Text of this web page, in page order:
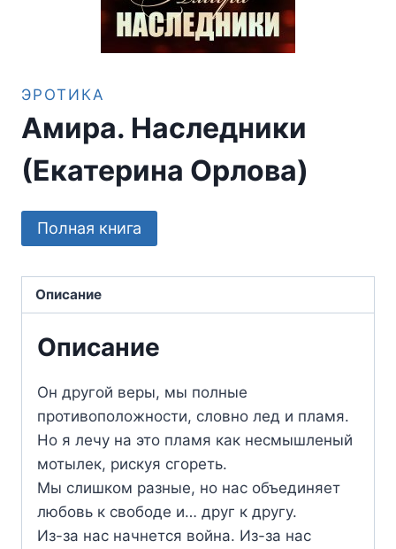
ЭРОТИКА
Амира. Наследники
(Екатерина Орлова)
Полная книга
Описание
Описание
Он другой веры, мы полные
противоположности, словно лед и пламя.
Но я лечу на это пламя как несмышленый
мотылек, рискуя сгореть.
Мы слишком разные, но нас объединяет
любовь к свободе и… друг к другу.
Из-за нас начнется война. Из-за нас